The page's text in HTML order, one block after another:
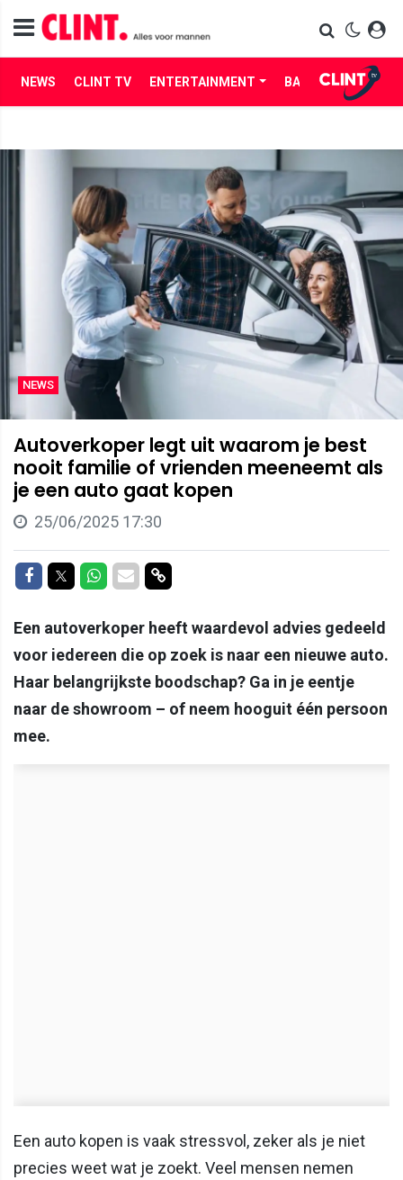
NEWS CLINT TV ENTERTAINMENT BABES LIFE
NEWS
Autoverkoper legt uit waarom je best
nooit familie of vrienden meeneemt als
je een auto gaat kopen
25/06/2025 17:30
Delen op Facebook
Delen op Twitter
Delen op Whatsapp
Delen via Mail
Delen via link
Een autoverkoper heeft waardevol advies gedeeld
voor iedereen die op zoek is naar een nieuwe auto.
Haar belangrijkste boodschap? Ga in je eentje
naar de showroom – of neem hooguit één persoon
mee.
Een auto kopen is vaak stressvol, zeker als je niet
precies weet wat je zoekt. Veel mensen nemen